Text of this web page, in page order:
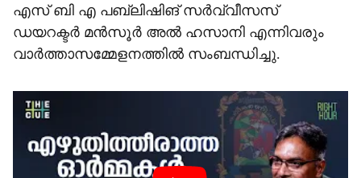
എസ് ബി എ പബ്ലിഷിങ് സർവ്വീസസ്
ഡയറക്ടർ മന്‍സൂർ അല്‍ ഹസാനി എന്നിവരും
വാർത്താസമ്മേളനത്തില്‍ സംബന്ധിച്ചു.